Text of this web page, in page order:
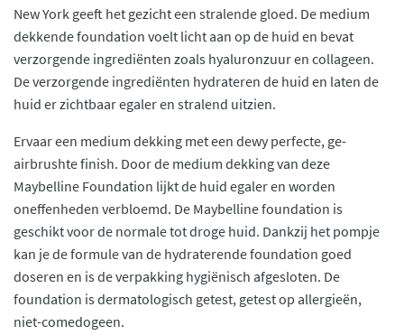
New York geeft het gezicht een stralende gloed. De medium
dekkende foundation voelt licht aan op de huid en bevat
verzorgende ingrediënten zoals hyaluronzuur en collageen.
De verzorgende ingrediënten hydrateren de huid en laten de
huid er zichtbaar egaler en stralend uitzien.
Ervaar een medium dekking met een dewy perfecte, ge-
airbrushte finish. Door de medium dekking van deze
Maybelline Foundation lijkt de huid egaler en worden
oneffenheden verbloemd. De Maybelline foundation is
geschikt voor de normale tot droge huid. Dankzij het pompje
kan je de formule van de hydraterende foundation goed
doseren en is de verpakking hygiënisch afgesloten. De
foundation is dermatologisch getest, getest op allergieën,
niet-comedogeen.